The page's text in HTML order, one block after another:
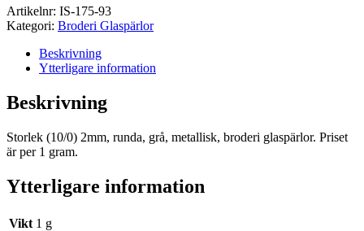
Artikelnr: IS-175-93
Kategori: Broderi Glaspärlor
Beskrivning
Ytterligare information
Beskrivning
Storlek (10/0) 2mm, runda, grå, metallisk, broderi glaspärlor. Priset
är per 1 gram.
Ytterligare information
Vikt 1 g